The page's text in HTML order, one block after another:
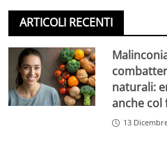
ARTICOLI RECENTI
naturali:
anche col
13